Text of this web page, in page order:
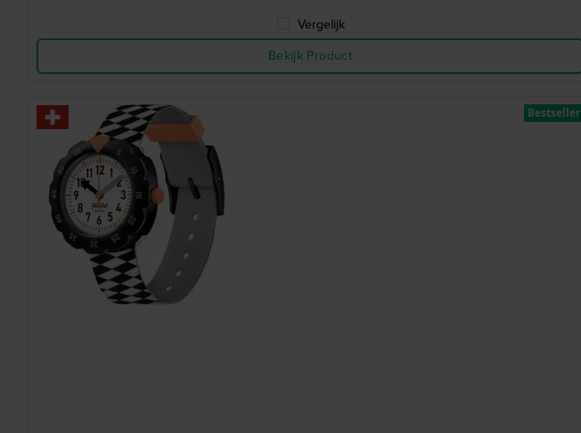
Vergelijk
Bekijk Product
Bestseller